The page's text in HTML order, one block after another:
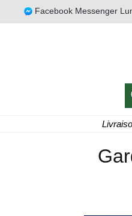
Facebook Messenger